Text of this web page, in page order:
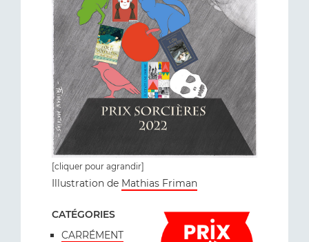
[cliquer pour agrandir]
Illustration de Mathias Friman
CATÉGORIES
CARRÉMENT